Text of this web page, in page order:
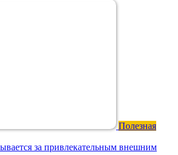
Полезная
за привлекательным внешним